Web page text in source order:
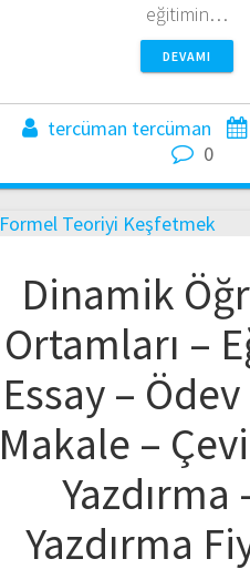
eğitimin…
DEVAMI
tercüman tercüman
0
Dinamik
Ortamları –
Essay – Ödev
Makale –
Yazdırma
Yazdırma